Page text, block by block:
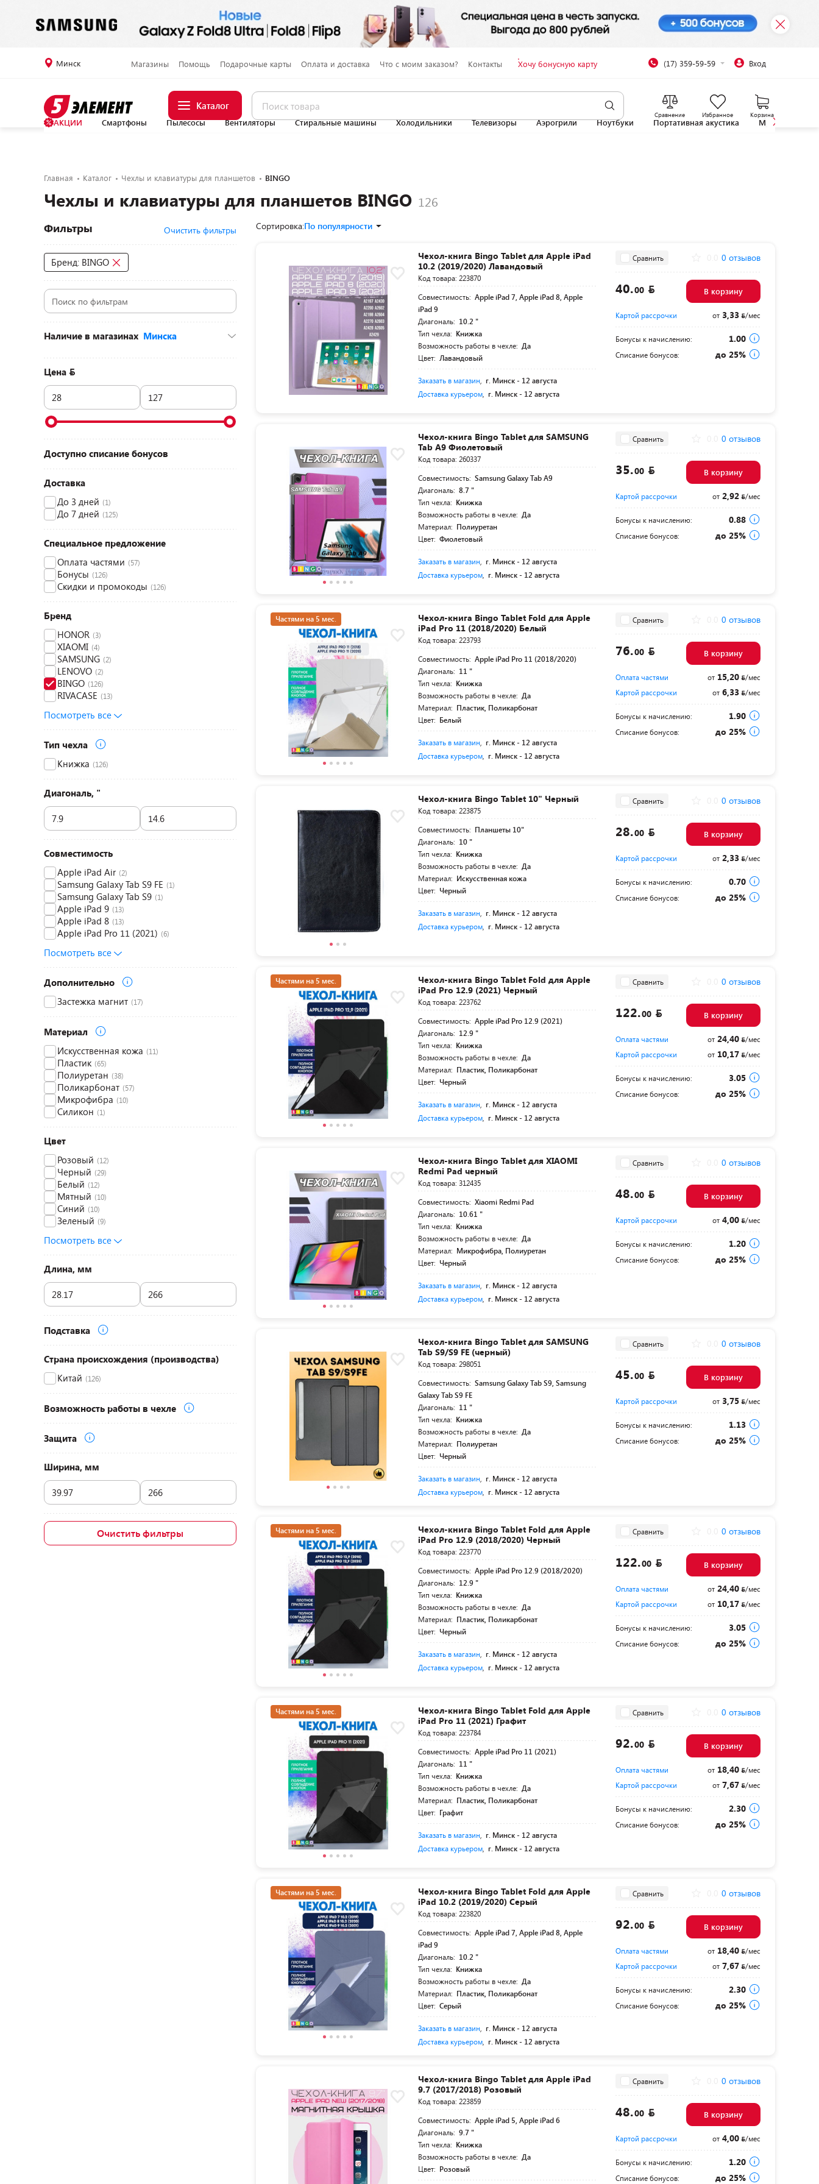
Минск Магазины Помощь Подарочные карты Оплата и доставка Что с моим заказом? Контакты Хочу бонусную карту (17) 359-59-59 Вход
Каталог
Сравнение Избранное Корзина
АКЦИИ Смартфоны Пылесосы Вентиляторы Стиральные машины Холодильники Телевизоры Аэрогрили Ноутбуки Портативная акустика
Главная Каталог Чехлы и клавиатуры для планшетов BINGO
Чехлы и клавиатуры для планшетов BINGO
Фильтры Очистить фильтры
Бренд: BINGO
Наличие в магазинах Минска
ул. Голубка, 2 (ТЦ «Бонус», 2 этаж)
Цена
Доступно списание бонусов
Доставка
До 3 дней (1)
До 7 дней (125)
Специальное предложение
Оплата частями (57)
Бонусы (126)
Скидки и промокоды (126)
Бренд
HONOR (3)
XIAOMI (4)
SAMSUNG (2)
LENOVO (2)
BINGO (126)
RIVACASE (13)
Посмотреть все
Тип чехла
Книжка (126)
Диагональ, "
Совместимость
Apple iPad Air (2)
Samsung Galaxy Tab S9 FE (1)
Samsung Galaxy Tab S9 (1)
Apple iPad 9 (13)
Apple iPad 8 (13)
Apple iPad Pro 11 (2021) (6)
Посмотреть все
Дополнительно
Застежка магнит (17)
Материал
Искусственная кожа (11)
Пластик (65)
Полиуретан (38)
Поликарбонат (57)
Микрофибра (10)
Силикон (1)
Цвет
Розовый (12)
Черный (29)
Белый (12)
Мятный (10)
Синий (10)
Зеленый (9)
Посмотреть все
Длина, мм
Подставка
Страна происхождения (производства)
Китай (126)
Возможность работы в чехле
Защита
Ширина, мм
Очистить фильтры
Сортировка:По популярности
Чехол-книга Bingo Tablet для Apple iPad
10.2 (2019/2020) Лавандовый
Код товара: 223870
Совместимость: Apple iPad 7, Apple iPad 8, Apple
iPad 9
Диагональ: 10.2 "
Тип чехла: Книжка
Возможность работы в чехле: Да
Цвет: Лавандовый
Заказать в магазин г. Минск - 12 августа
Доставка курьером г. Минск - 12 августа
Сравнить 0 отзывов
40.00 В корзину
Картой рассрочки от3,33 /мес
Бонусы к начислению: 1.00
Списание бонусов: до 25%
Чехол-книга Bingo Tablet для SAMSUNG
Tab A9 Фиолетовый
Код товара: 260337
Совместимость: Samsung Galaxy Tab A9
Диагональ: 8.7 "
Тип чехла: Книжка
Возможность работы в чехле: Да
Материал: Полиуретан
Цвет: Фиолетовый
Заказать в магазин г. Минск - 12 августа
Доставка курьером г. Минск - 12 августа
Сравнить 0 отзывов
35.00 В корзину
Картой рассрочки от2,92 /мес
Бонусы к начислению: 0.88
Списание бонусов: до 25%
Частями на 5 мес.
Чехол-книга Bingo Tablet Fold для Apple
iPad Pro 11 (2018/2020) Белый
Код товара: 223793
Совместимость: Apple iPad Pro 11 (2018/2020)
Диагональ: 11 "
Тип чехла: Книжка
Возможность работы в чехле: Да
Материал: Пластик, Поликарбонат
Цвет: Белый
Заказать в магазин г. Минск - 12 августа
Доставка курьером г. Минск - 12 августа
Сравнить 0 отзывов
76.00 В корзину
Оплата частями от15,20
/мес
Картой рассрочки
от6,33 /мес
Бонусы к начислению: 1.90
Списание бонусов: до 25%
Чехол-книга Bingo Tablet 10" Черный
Код товара: 223875
Совместимость: Планшеты 10"
Диагональ: 10 "
Тип чехла: Книжка
Возможность работы в чехле: Да
Материал: Искусственная кожа
Цвет: Черный
Заказать в магазин г. Минск - 12 августа
Доставка курьером г. Минск - 12 августа
Сравнить 0 отзывов
28.00 В корзину
Картой рассрочки от2,33 /мес
Бонусы к начислению: 0.70
Списание бонусов: до 25%
Частями на 5 мес.
Чехол-книга Bingo Tablet Fold для Apple
iPad Pro 12.9 (2021) Черный
Код товара: 223762
Совместимость: Apple iPad Pro 12.9 (2021)
Диагональ: 12.9 "
Тип чехла: Книжка
Возможность работы в чехле: Да
Материал: Пластик, Поликарбонат
Цвет: Черный
Заказать в магазин г. Минск - 12 августа
Доставка курьером г. Минск - 12 августа
Сравнить 0 отзывов
122.00 В корзину
Оплата частями от24,40
/мес
Картой рассрочки
от10,17 /мес
Бонусы к начислению: 3.05
Списание бонусов: до 25%
Чехол-книга Bingo Tablet для XIAOMI
Redmi Pad черный
Код товара: 312435
Совместимость: Xiaomi Redmi Pad
Диагональ: 10.61 "
Тип чехла: Книжка
Возможность работы в чехле: Да
Материал: Микрофибра, Полиуретан
Цвет: Черный
Заказать в магазин г. Минск - 12 августа
Доставка курьером г. Минск - 12 августа
Сравнить 0 отзывов
48.00 В корзину
Картой рассрочки от4,00 /мес
Бонусы к начислению: 1.20
Списание бонусов: до 25%
Чехол-книга Bingo Tablet для SAMSUNG
Tab S9/S9 FE (черный)
Код товара: 298051
Совместимость: Samsung Galaxy Tab S9, Samsung
Galaxy Tab S9 FE
Диагональ: 11 "
Тип чехла: Книжка
Возможность работы в чехле: Да
Материал: Полиуретан
Цвет: Черный
Заказать в магазин г. Минск - 12 августа
Доставка курьером г. Минск - 12 августа
Сравнить 0 отзывов
45.00 В корзину
Картой рассрочки от3,75 /мес
Бонусы к начислению: 1.13
Списание бонусов: до 25%
Частями на 5 мес.
Чехол-книга Bingo Tablet Fold для Apple
iPad Pro 12.9 (2018/2020) Черный
Код товара: 223770
Совместимость: Apple iPad Pro 12.9 (2018/2020)
Диагональ: 12.9 "
Тип чехла: Книжка
Возможность работы в чехле: Да
Материал: Пластик, Поликарбонат
Цвет: Черный
Заказать в магазин г. Минск - 12 августа
Доставка курьером г. Минск - 12 августа
Сравнить 0 отзывов
122.00 В корзину
Оплата частями от24,40
/мес
Картой рассрочки
от10,17 /мес
Бонусы к начислению: 3.05
Списание бонусов: до 25%
Частями на 5 мес.
Чехол-книга Bingo Tablet Fold для Apple
iPad Pro 11 (2021) Графит
Код товара: 223784
Совместимость: Apple iPad Pro 11 (2021)
Диагональ: 11 "
Тип чехла: Книжка
Возможность работы в чехле: Да
Материал: Пластик, Поликарбонат
Цвет: Графит
Заказать в магазин г. Минск - 12 августа
Доставка курьером г. Минск - 12 августа
Сравнить 0 отзывов
92.00 В корзину
Оплата частями от18,40
/мес
Картой рассрочки
от7,67 /мес
Бонусы к начислению: 2.30
Списание бонусов: до 25%
Частями на 5 мес.
Чехол-книга Bingo Tablet Fold для Apple
iPad 10.2 (2019/2020) Серый
Код товара: 223820
Совместимость: Apple iPad 7, Apple iPad 8, Apple
iPad 9
Диагональ: 10.2 "
Тип чехла: Книжка
Возможность работы в чехле: Да
Материал: Пластик, Поликарбонат
Цвет: Серый
Заказать в магазин г. Минск - 12 августа
Доставка курьером г. Минск - 12 августа
Сравнить 0 отзывов
92.00 В корзину
Оплата частями от18,40
/мес
Картой рассрочки
от7,67 /мес
Бонусы к начислению: 2.30
Списание бонусов: до 25%
Чехол-книга Bingo Tablet для Apple iPad
9.7 (2017/2018) Розовый
Код товара: 223859
Совместимость: Apple iPad 5, Apple iPad 6
Диагональ: 9.7 "
Тип чехла: Книжка
Возможность работы в чехле: Да
Цвет: Розовый
Сравнить 0 отзывов
48.00 В корзину
Картой рассрочки от4,00 /мес
Бонусы к начислению: 1.20
Списание бонусов: до 25%